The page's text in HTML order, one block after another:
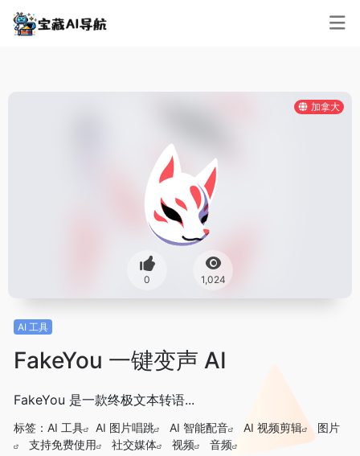
加拿大
0 1,024
AI 工具
FakeYou 一键变声 AI
FakeYou 是一款终极文本转语...
标签： AI 工具 AI 图片唱跳 AI 智能配音 AI 视频剪辑
图片
支持免费使用
社交媒体 视频 音频